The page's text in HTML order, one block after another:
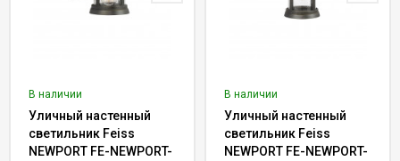
В наличии
Уличный настенный
светильник Feiss
NEWPORT FE-NEWPORT-
В наличии
Уличный настенный
светильник Feiss
NEWPORT FE-NEWPORT-